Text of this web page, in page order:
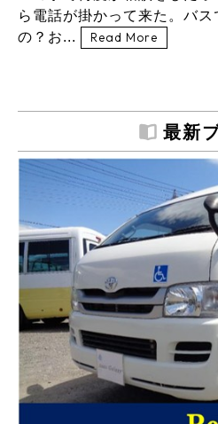
ら電話が掛かって来た。バ
の？お...
Read More
最新